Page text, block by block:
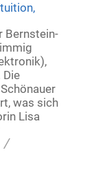
Bernstein-
Die
was sich
Lisa
/